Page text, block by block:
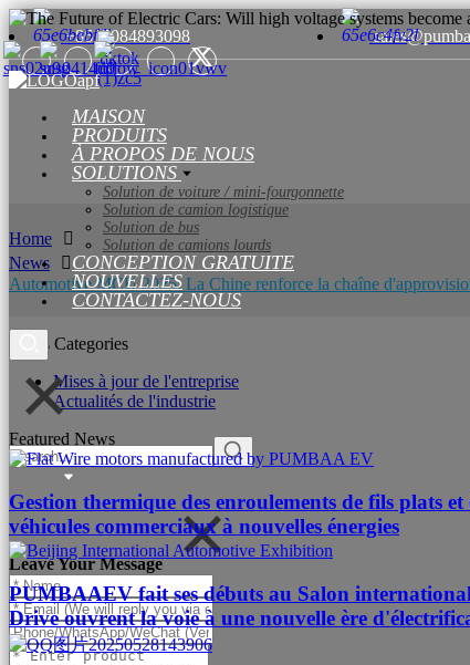
+8615084893098
MAISON
PRODUITS
À PROPOS DE NOUS
SOLUTIONS
Solution de voiture / mini-fourgonnette
Solution de camion logistique
Solution de bus
Solution de camions lourds
CONCEPTION GRATUITE
NOUVELLES
CONTACTEZ-NOUS
Leave Your Message
Home
News
Automotive MCU 2025: La Chine renforce la chaîne
News Categories
Mises à jour de l'entreprise
Actualités de l'industrie
Featured News
Gestion thermique des enroulements de fils plats
véhicules commerciaux à nouvelles énergies
PUMBAAEV fait ses débuts au Salon
Drive ouvrent la voie à une nouvelle ère